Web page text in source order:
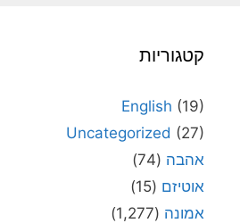
קטגוריות
English (19)
Uncategorized (27)
אהבה (74)
אוטיזם (15)
אמונה (1,277)